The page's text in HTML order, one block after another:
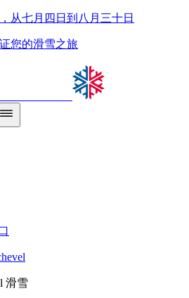
从七月四日到八月三十日
您的滑雪之旅
滑雪